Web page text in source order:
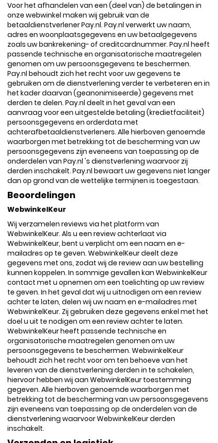
Voor het afhandelen van een (deel van) de betalingen in
onze webwinkel maken wij gebruik van de
betaaldienstverlener Pay.nl. Pay.nl verwerkt uw naam,
adres en woonplaatsgegevens en uw betaalgegevens
zoals uw bankrekening- of creditcardnummer. Pay.nl heeft
passende technische en organisatorische maatregelen
genomen om uw persoonsgegevens te beschermen.
Pay.nl behoudt zich het recht voor uw gegevens te
gebruiken om de dienstverlening verder te verbeteren en in
het kader daarvan (geanonimiseerde) gegevens met
derden te delen. Pay.nl deelt in het geval van een
aanvraag voor een uitgestelde betaling (kredietfaciliteit)
persoonsgegevens en orderdata met
achterafbetaaldienstverleners. Alle hierboven genoemde
waarborgen met betrekking tot de bescherming van uw
persoonsgegevens zijn eveneens van toepassing op de
onderdelen van Pay.nl 's dienstverlening waarvoor zij
derden inschakelt. Pay.nl bewaart uw gegevens niet langer
dan op grond van de wettelijke termijnen is toegestaan.
Beoordelingen
WebwinkelKeur
Wij verzamelen reviews via het platform van
WebwinkelKeur. Als u een review achterlaat via
WebwinkelKeur, bent u verplicht om een naam en e-
mailadres op te geven. WebwinkelKeur deelt deze
gegevens met ons, zodat wij de review aan uw bestelling
kunnen koppelen. In sommige gevallen kan WebwinkelKeur
contact met u opnemen om een toelichting op uw review
te geven. In het geval dat wij u uitnodigen om een review
achter te laten, delen wij uw naam en e-mailadres met
WebwinkelKeur. Zij gebruiken deze gegevens enkel met het
doel u uit te nodigen om een review achter te laten.
WebwinkelKeur heeft passende technische en
organisatorische maatregelen genomen om uw
persoonsgegevens te beschermen. WebwinkelKeur
behoudt zich het recht voor om ten behoeve van het
leveren van de dienstverlening derden in te schakelen,
hiervoor hebben wij aan WebwinkelKeur toestemming
gegeven. Alle hierboven genoemde waarborgen met
betrekking tot de bescherming van uw persoonsgegevens
zijn eveneens van toepassing op de onderdelen van de
dienstverlening waarvoor WebwinkelKeur derden
inschakelt.